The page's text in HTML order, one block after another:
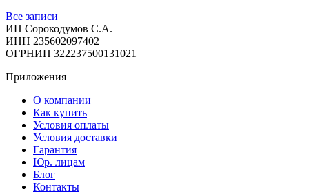
Все записи
ИП Сорокодумов С.А.
ИНН 235602097402
ОГРНИП 322237500131021
Приложения
О компании
Как купить
Условия оплаты
Условия доставки
Гарантия
Юр. лицам​
Блог
Контакты